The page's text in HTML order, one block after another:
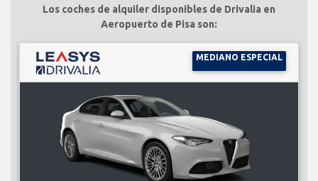
Los coches de alquiler disponibles de Drivalia en
Aeropuerto de Pisa son:
MEDIANO ESPECIAL